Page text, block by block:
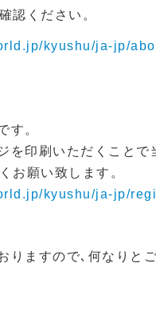
認ください。
kyushu/ja-jp/
す。
を印刷いただくことで
お願い致します。
kyushu/ja-jp/
りますので､何なりと